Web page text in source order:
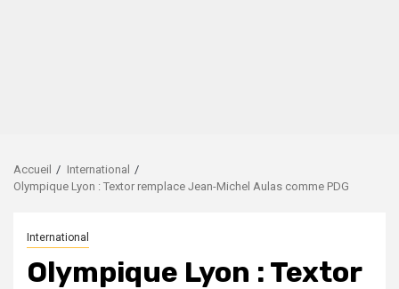
Accueil
International
Olympique Lyon : Textor remplace Jean-Michel Aulas comme PDG
International
Olympique Lyon : Textor